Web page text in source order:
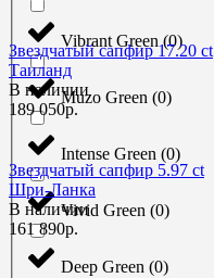
Vibrant Green(0)
Muzo Green (0)
Intense Green (0)
Vivid Green (0)
Deep Green (0)
Звездчатый сапфир 17.20 ct
Таиланд
В наличии
189 050р.
Звездчатый сапфир 5.97 ct
Шри-Ланка
В наличии
161 890р.